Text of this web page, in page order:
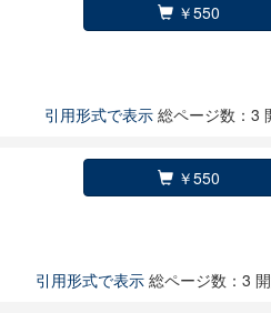
￥550
引用形式で表示 総ページ数：3
￥550
引用形式で表示 総ページ数：3